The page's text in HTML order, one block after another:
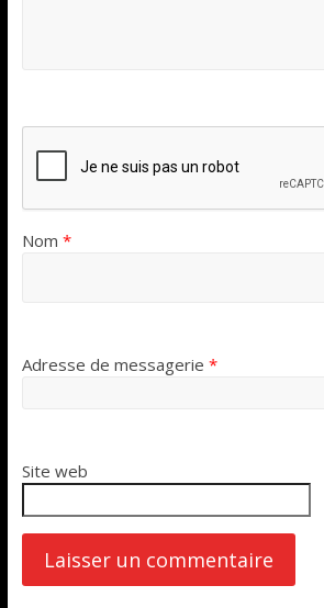
Nom *
Adresse de messagerie *
Site web